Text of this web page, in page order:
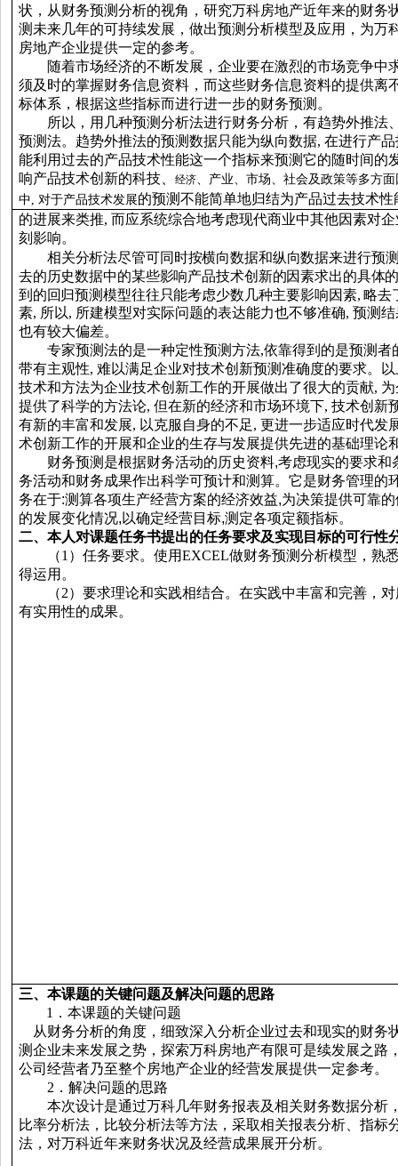
状，从财务预测分析的视角，研究万科房地产近年来的财务
测未来几年的可持续发展，做出预测分析模型及应用，为万
房地产企业提供一定的参考。
随着市场经济的不断发展，企业要在激烈的市场竞争中
须及时的掌握财务信息资料，而这些财务信息资料的提供离
标体系，根据这些指标而进行进一步的财务预测。
所以，用几种预测分析法进行财务分析，有趋势外推法
预测法。 趋势外推法的预测数据只能为纵向数据, 在进行产
能利用过去的产品技术性能这一个指标来预测它的随时间的
响产品技术创新的科技、 经济、产业、市场、社会及政策等多方
中, 对于产品技术发展的预测不能简单地归结为产品过去技术性
的进展来类推, 而应系统综合地考虑现代商业中其他因素对
刻影响。
相关分析法尽管可同时按横向数据和纵向数据来进行预
去的历史数据中的某些影响产品技术创新的因素求出的具体
到 的回归预测模型往往只能考虑少数几种主要影响因素,略去
素, 所以, 所建模型对实际问题的表达能力也不够准确, 预测
也有较大偏差。
专家预测法的是一种定性预测方法,依靠得到的是预测者
带有主观性, 难以满足企业对技术创新预测准确度的要求。
技术和方法为企业技术创新工作的开展做出了很大的贡献,
提供了科学的方法论, 但在新的经济和市场环境下, 技术创新
有新的丰富和发展, 以克服自身的不足, 更进一步适应时代发
术创新工作的开展和企业的生存与发展提供先进的基础理论
财务预测是根据财务活动的历史资料,考虑现实的要求和
务活动和财务成果作出科学可预计和测算。它是财务管理的
务在于:测算各项生产经营方案的经济效益,为决策提供可靠
的发展变化情况, 以确定经营目标,测定各项定额指标。
二、本人对课题任务书提出的任务要求及实现目标的可行性
（1 ） 任务要求。 使用EXCEL做财务预测分析模型，熟
得运用。
（2）要求理论和实践相结合。在实践中丰富和完善，
有实用性的成果。
三、本课题的关键问题及解决问题的思路
1 ．本课题的关键问题
从财务分析的角度，细致深入分析企业过去和现实的财务
测企业未来发展之势，探索万科房地产有限可是续发展之路
公司经营者乃至整个房地产企业的经营发展提供一定参考。
2 ． 解决问题的思路
本次设计是通过万科几年财务报表及相关财务数据分析
比率分析法，比较分析法等方法，采取相关报表分析、指标
法，对万科近年来财务状况及经营成果展开分析。